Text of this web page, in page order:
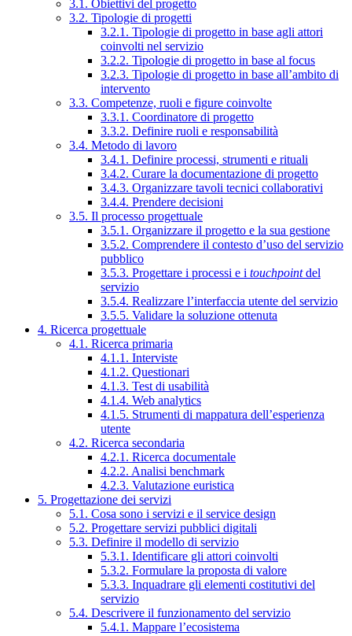
3.1. Obiettivi del progetto
3.2. Tipologie di progetti
3.2.1. Tipologie di progetto in base agli attori
coinvolti nel servizio
3.2.2. Tipologie di progetto in base al focus
3.2.3. Tipologie di progetto in base all’ambito di
intervento
3.3. Competenze, ruoli e figure coinvolte
3.3.1. Coordinatore di progetto
3.3.2. Definire ruoli e responsabilità
3.4. Metodo di lavoro
3.4.1. Definire processi, strumenti e rituali
3.4.2. Curare la documentazione di progetto
3.4.3. Organizzare tavoli tecnici collaborativi
3.4.4. Prendere decisioni
3.5. Il processo progettuale
3.5.1. Organizzare il progetto e la sua gestione
3.5.2. Comprendere il contesto d’uso del servizio
pubblico
3.5.3. Progettare i processi e i touchpointdel
servizio
3.5.4. Realizzare l’interfaccia utente del servizio
3.5.5. Validare la soluzione ottenuta
4. Ricerca progettuale
4.1. Ricerca primaria
4.1.1. Interviste
4.1.2. Questionari
4.1.3. Test di usabilità
4.1.4. Web analytics
4.1.5. Strumenti di mappatura dell’esperienza
utente
4.2. Ricerca secondaria
4.2.1. Ricerca documentale
4.2.2. Analisi benchmark
4.2.3. Valutazione euristica
5. Progettazione dei servizi
5.1. Cosa sono i servizi e il service design
5.2. Progettare servizi pubblici digitali
5.3. Definire il modello di servizio
5.3.1. Identificare gli attori coinvolti
5.3.2. Formulare la proposta di valore
5.3.3. Inquadrare gli elementi costitutivi del
servizio
5.4. Descrivere il funzionamento del servizio
5.4.1. Mappare l’ecosistema